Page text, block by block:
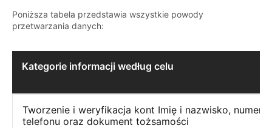
Poniższa tabela przedstawia wszystkie powody
przetwarzania danych:
Kategorie informacji według celu
Tworzenie i weryfikacja kont Imię i nazwisko, numer
telefonu oraz dokument tożsamości